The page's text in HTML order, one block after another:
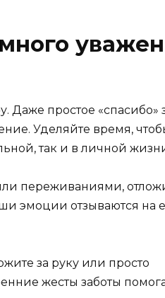
Даже простое «спасибо»
Уделяйте время,
так и в личной
переживаниями,
эмоции отзываются на
за руку или просто
жесты заботы